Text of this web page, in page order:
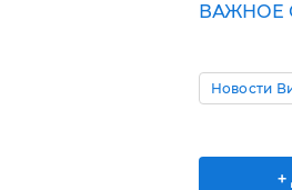
ВАЖНОЕ
Новости
+